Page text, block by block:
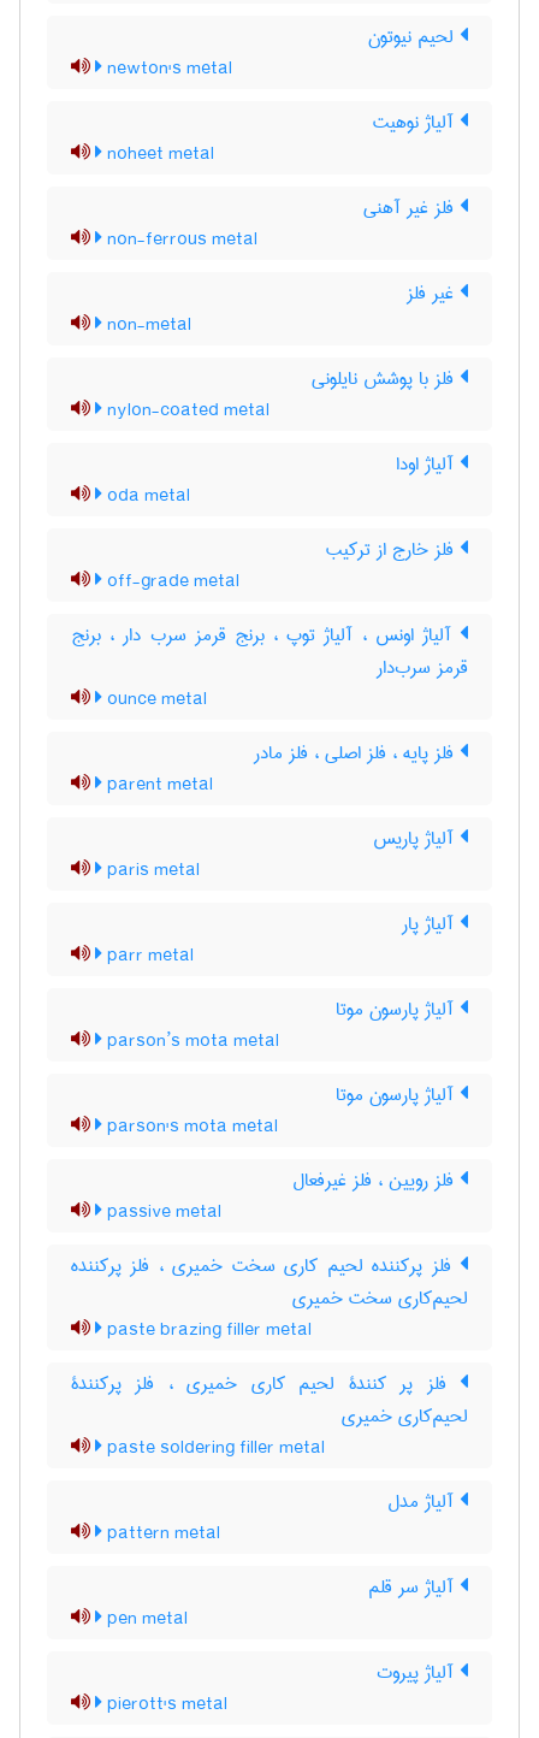
لحیم نیوتون
newton's metal
آلیاژ نوهیت
noheet metal
فلز غیر آهنی
non-ferrous metal
غیر فلز
non-metal
فلز با پوشش نایلونی
nylon-coated metal
آلیاژ اودا
oda metal
فلز خارج از ترکیب
off-grade metal
آلیاژ اونس ، آلیاژ توپ ، برنج قرمز سرب دار ، برنج
قرمز سرب‌دار
ounce metal
فلز پایه ، فلز اصلی ، فلز مادر
parent metal
آلیاژ پاریس
paris metal
آلیاژ پار
parr metal
آلیاژ پارسون موتا
parson’s mota metal
آلیاژ پارسون موتا
parson's mota metal
فلز رویین ، فلز غیرفعال
passive metal
فلز پرکننده لحیم کاری سخت خمیری ، فلز پرکننده
لحیم‌کاری سخت خمیری
paste brazing filler metal
فلز پر کنندۀ لحیم کاری خمیری ، فلز پرکنندۀ
لحیم‌کاری خمیری
paste soldering filler metal
آلیاژ مدل
pattern metal
آلیاژ سر قلم
pen metal
آلیاژ پیروت
pierott's metal